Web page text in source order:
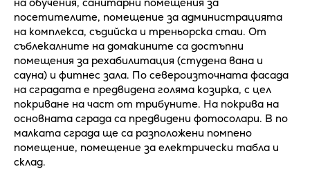
посетителите, помещение за администрацията
на комплекса, съдийска и треньорска стаи. От
съблекалните на домакините са достъпни
помещения за рехабилитация (студена вана и
сауна) и фитнес зала. По североизточната фасада
на сградата е предвидена голяма козирка, с цел
покриване на част от трибуните. На покрива на
основната сграда са предвидени фотосолари. В по
малката сграда ще са разположени помпено
помещение, помещение за електрически табла и
склад.